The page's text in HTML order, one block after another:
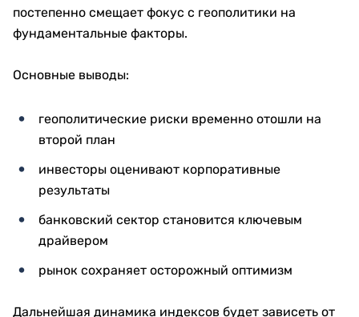
постепенно смещает фокус с геополитики на
фундаментальные факторы.
Основные выводы:
геополитические риски временно отошли на
второй план
инвесторы оценивают корпоративные
результаты
банковский сектор становится ключевым
драйвером
рынок сохраняет осторожный оптимизм
Дальнейшая динамика индексов будет зависеть от